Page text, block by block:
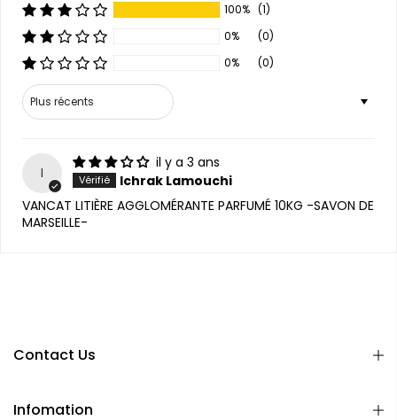
100% (1)
0%
(0)
0%
(0)
Sort by
I
il y a 3 ans
Ichrak Lamouchi
VANCAT LITIÈRE AGGLOMÉRANTE PARFUMÉ 10KG -SAVON DE
MARSEILLE-
Contact Us
Infomation